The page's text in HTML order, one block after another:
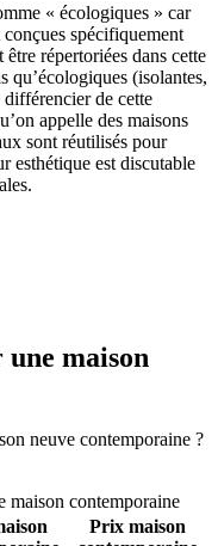
« écologiques » car
spécifiquement
répertoriées dans cette
qu’écologiques (isolantes,
différencier de cette
appelle des maisons
sont réutilisés pour
esthétique est discutable
maison
neuve contemporaine ?
maison contemporaine
Prix maison